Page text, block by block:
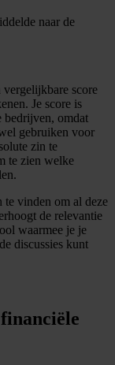
naar de
score
Je score is
bedrijven, omdat
gebruiken voor
zin te
te zien welke
te vinden om al deze
de relevantie
waarmee je je
discussies kunt